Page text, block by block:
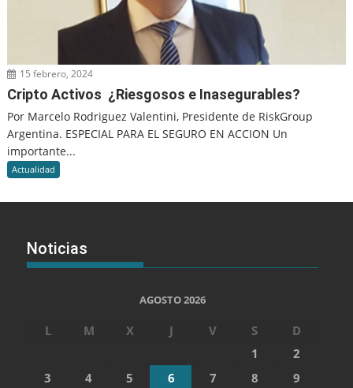
15 febrero, 2024
Cripto Activos ¿Riesgosos e Inasegurables?
Por Marcelo Rodriguez Valentini, Presidente de RiskGroup
Argentina. ESPECIAL PARA EL SEGURO EN ACCION Un
importante...
Actualidad
Noticias
AGOSTO 2026
L M X J V S
D
1
2
3
4 5 6 7 8
9